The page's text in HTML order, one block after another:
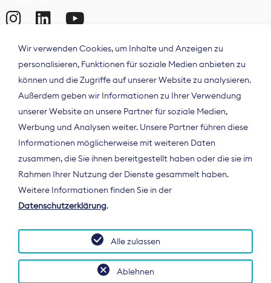
Der Bundesverband Digitalpublisher und
Zeitungsverleger (BDZV) vertritt als
Spitzenorganisation die Interessen der
Deutschland und auf EU-Ebene.
Wir verwenden Cookies, um Inhalte und Anzeigen zu
personalisieren, Funktionen für soziale Medien anbieten zu
können und die Zugriffe auf unserer Website zu analysieren.
Außerdem geben wir Informationen zu Ihrer Verwendung
unserer Website an unsere Partner für soziale Medien,
Werbung und Analysen weiter. Unsere Partner führen diese
Informationen möglicherweise mit weiteren Daten
zusammen, die Sie ihnen bereitgestellt haben oder die sie im
Rahmen Ihrer Nutzung der Dienste gesammelt haben.
Weitere Informationen finden Sie in der
Datenschutzerklärung.
Ablehnen
Alle zulassen